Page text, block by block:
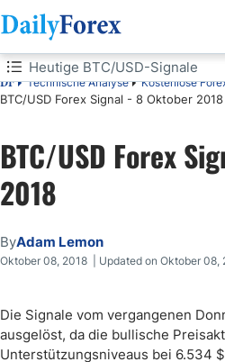
DF Technische Analyse Kostenlose
BTC/USD Forex Signal - 8 Oktober 2018
Heutige BTC/USD-Signale
Heutige BTC/USD-Signale
Long Trades
Short Trades
BTC/USD Forex
2018
ByAdam Lemon
Oktober 08, 2018 | Updated on Oktober 08,
Die Signale vom vergangenen
ausgelöst, da die bullische
Unterstützungsniveaus bei 6.534